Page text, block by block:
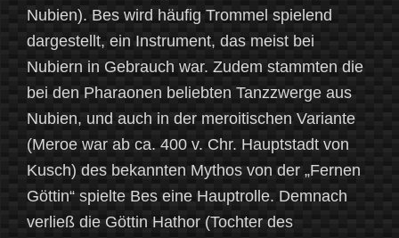
Nubien). Bes wird häufig Trommel spielend
dargestellt, ein Instrument, das meist bei
Nubiern in Gebrauch war. Zudem stammten die
bei den Pharaonen beliebten Tanzzwerge aus
Nubien, und auch in der meroitischen Variante
(Meroe war ab ca. 400 v. Chr. Hauptstadt von
Kusch) des bekannten Mythos von der „Fernen
Göttin“ spielte Bes eine Hauptrolle. Demnach
verließ die Göttin Hathor (Tochter des